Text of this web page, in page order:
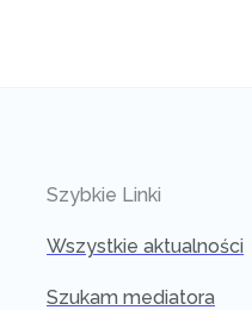
Szybkie Linki
Wszystkie aktualności
Szukam mediatora